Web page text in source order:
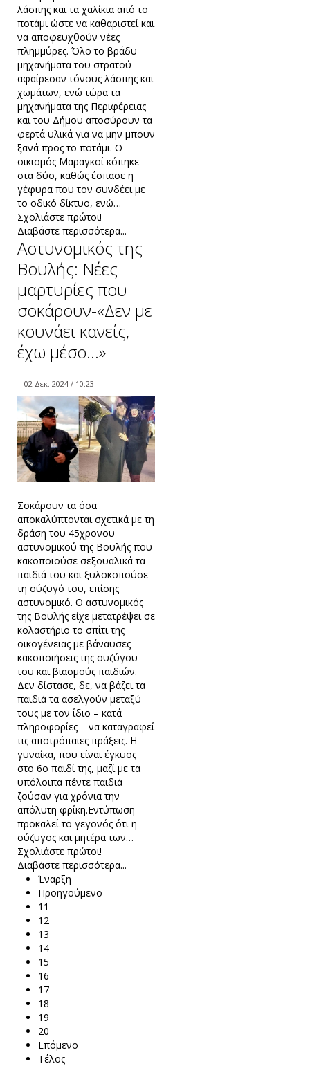
λάσπης και τα χαλίκια από το
ποτάμι ώστε να καθαριστεί και
να αποφευχθούν νέες
πλημμύρες. Όλο το βράδυ
μηχανήματα του στρατού
αφαίρεσαν τόνους λάσπης και
χωμάτων, ενώ τώρα τα
μηχανήματα της Περιφέρειας
και του Δήμου αποσύρουν τα
φερτά υλικά για να μην μπουν
ξανά προς το ποτάμι. Ο
οικισμός Μαραγκοί κόπηκε
στα δύο, καθώς έσπασε η
γέφυρα που τον συνδέει με
το οδικό δίκτυο, ενώ…
Σχολιάστε πρώτοι!
Διαβάστε περισσότερα...
Αστυνομικός της
Βουλής: Νέες
μαρτυρίες που
σοκάρουν-«Δεν με
κουνάει κανείς,
έχω μέσο…»
02 Δεκ. 2024 / 10:23
Σοκάρουν τα όσα
αποκαλύπτονται σχετικά με τη
δράση του 45χρονου
αστυνομικού της Βουλής που
κακοποιούσε σεξουαλικά τα
παιδιά του και ξυλοκοπούσε
τη σύζυγό του, επίσης
αστυνομικό. Ο αστυνομικός
της Βουλής είχε μετατρέψει σε
κολαστήριο το σπίτι της
οικογένειας με βάναυσες
κακοποιήσεις της συζύγου
του και βιασμούς παιδιών.
Δεν δίστασε, δε, να βάζει τα
παιδιά τα ασελγούν μεταξύ
τους με τον ίδιο – κατά
πληροφορίες – να καταγραφεί
τις αποτρόπαιες πράξεις. Η
γυναίκα, που είναι έγκυος
στο 6ο παιδί της, μαζί με τα
υπόλοιπα πέντε παιδιά
ζούσαν για χρόνια την
απόλυτη φρίκη.Εντύπωση
προκαλεί το γεγονός ότι η
σύζυγος και μητέρα των…
Σχολιάστε πρώτοι!
Διαβάστε περισσότερα...
Έναρξη
Προηγούμενο
11
12
13
14
15
16
17
18
19
20
Επόμενο
Τέλος